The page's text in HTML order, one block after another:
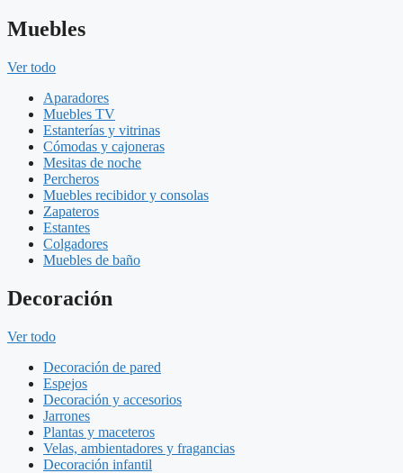
Muebles
Ver todo
Aparadores
Muebles TV
Estanterías y vitrinas
Cómodas y cajoneras
Mesitas de noche
Percheros
Muebles recibidor y consolas
Zapateros
Estantes
Colgadores
Muebles de baño
Decoración
Ver todo
Decoración de pared
Espejos
Decoración y accesorios
Jarrones
Plantas y maceteros
Velas, ambientadores y fragancias
Decoración infantil